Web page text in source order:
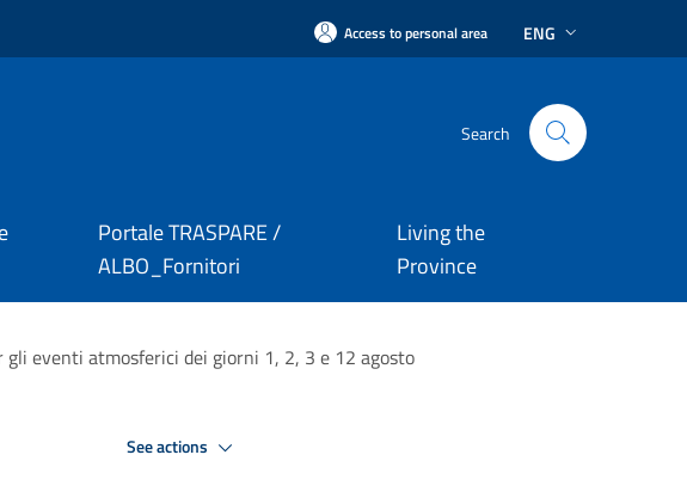
Access to personal area ENG
Search
Portale TRASPARE /
ALBO_Fornitori
Living the
Province
eventi atmosferici dei giorni 1, 2, 3 e 12 agosto
See actions